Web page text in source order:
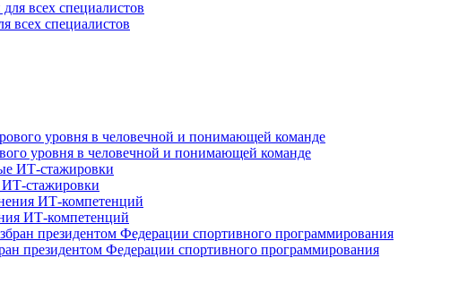
всех специалистов
уровня в человечной и понимающей команде
ИТ-компетенций
президентом Федерации спортивного программирования